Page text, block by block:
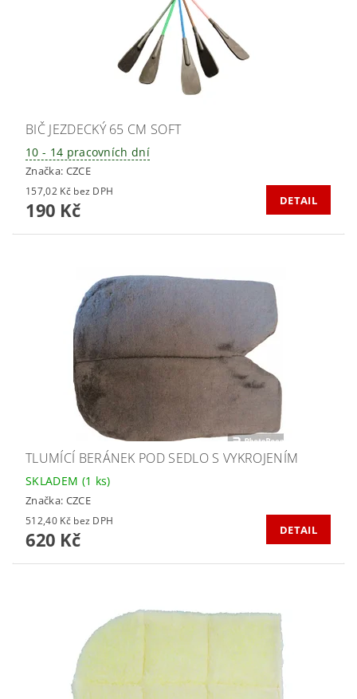
BIČ JEZDECKÝ 65 CM SOFT
10 - 14 pracovních dní
Značka: CZCE
157,02 Kč bez DPH
190 Kč DETAIL
TLUMÍCÍ BERÁNEK POD SEDLO S VYKROJENÍM
SKLADEM (1 ks)
Značka: CZCE
512,40 Kč bez DPH
620 Kč DETAIL